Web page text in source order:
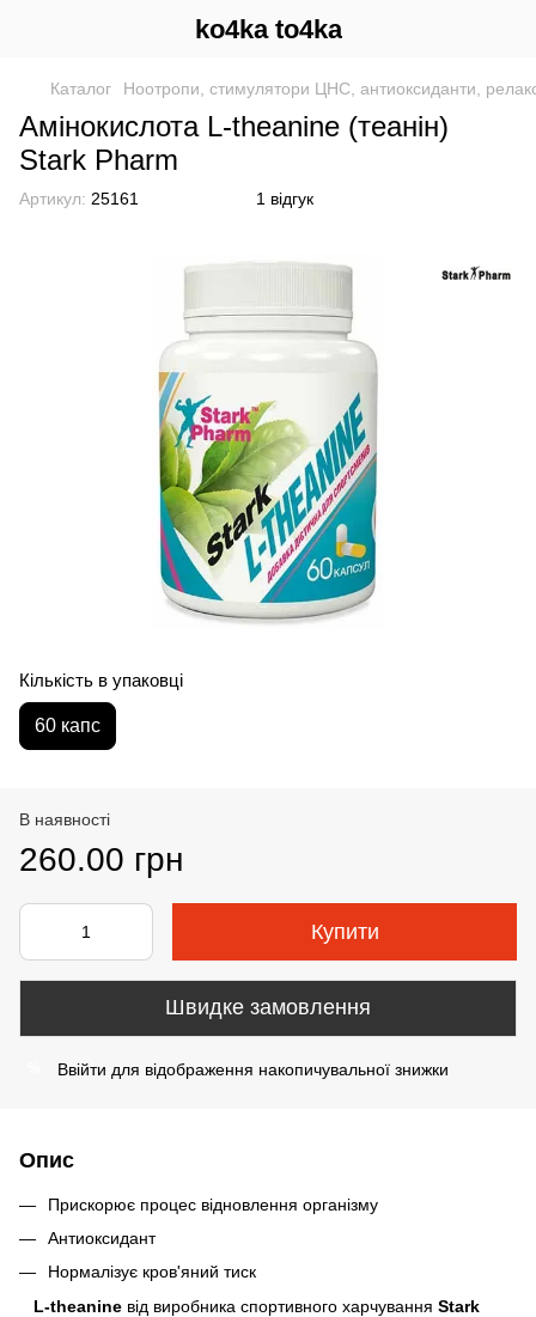
ko4ka to4ka
Каталог Ноотропи, стимулятори ЦНС, антиоксиданти,
Амінокислота L-theanine (теанін)
Stark Pharm
Артикул: 25161 1 відгук
Кількість в упаковці
60 капс
В наявності
260.00 грн
Купити
Швидке замовлення
Ввійти для відображення накопичувальної знижки
Опис
Прискорює процес відновлення організму
Антиоксидант
Нормалізує кров'яний тиск
L-theanine від виробника спортивного харчування Stark